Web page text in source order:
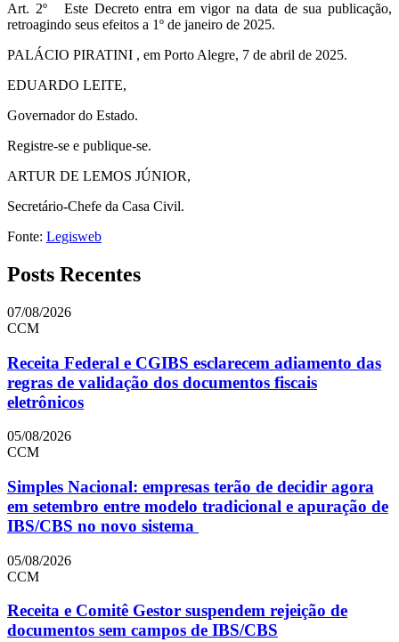
Art. 2º Este Decreto entra em vigor na data de sua publicação,
retroagindo seus efeitos a 1º de janeiro de 2025.
PALÁCIO PIRATINI , em Porto Alegre, 7 de abril de 2025.
EDUARDO LEITE,
Governador do Estado.
Registre-se e publique-se.
ARTUR DE LEMOS JÚNIOR,
Secretário-Chefe da Casa Civil.
Fonte: Legisweb
Posts Recentes
07/08/2026
CCM
Receita Federal e CGIBS esclarecem adiamento das
regras de validação dos documentos fiscais
eletrônicos
05/08/2026
CCM
Simples Nacional: empresas terão de decidir agora
em setembro entre modelo tradicional e apuração de
IBS/CBS no novo sistema
05/08/2026
CCM
Receita e Comitê Gestor suspendem rejeição de
documentos sem campos de IBS/CBS